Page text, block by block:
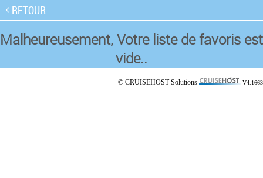
RETOUR
Malheureusement, Votre liste de favoris est
vide..
© CRUISEHOST Solutions V4.1663